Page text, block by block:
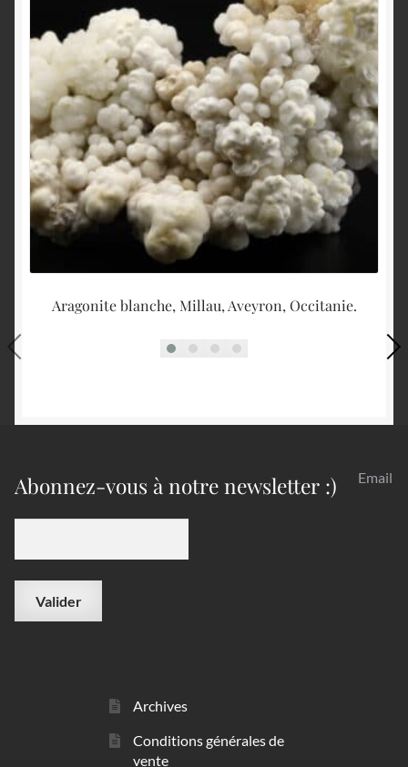
Aragonite blanche, Millau, Aveyron, Occitanie.
Abonnez-vous à notre newsletter :) Email
Archives
Conditions générales de
vente